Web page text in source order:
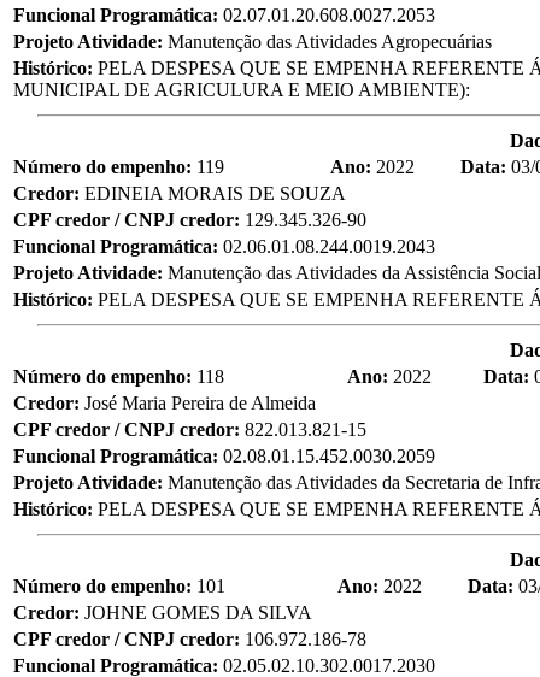
Funcional Programática: 02.07.01.20.608.0027.2053
Projeto Atividade: Manutenção das Atividades Agropecuárias
Histórico: PELA DESPESA QUE SE EMPENHA
MUNICIPAL DE AGRICULURA E MEIO AMBIENTE):
Número do empenho: 119 Ano: 2022 Data: 03/
Credor: EDINEIA MORAIS DE SOUZA
CPF credor / CNPJ credor: 129.345.326-90
Funcional Programática: 02.06.01.08.244.0019.2043
Projeto Atividade: Manutenção das Atividades da Assistência Social
Histórico: PELA DESPESA QUE SE EMPENHA
Número do empenho: 118 Ano: 2022 Data:
Credor: José Maria Pereira de Almeida
CPF credor / CNPJ credor: 822.013.821-15
Funcional Programática: 02.08.01.15.452.0030.2059
Projeto Atividade: Manutenção das Atividades da Secretaria de
Histórico: PELA DESPESA QUE SE EMPENHA
Número do empenho: 101 Ano: 2022 Data:
Credor: JOHNE GOMES DA SILVA
CPF credor / CNPJ credor: 106.972.186-78
Funcional Programática: 02.05.02.10.302.0017.2030